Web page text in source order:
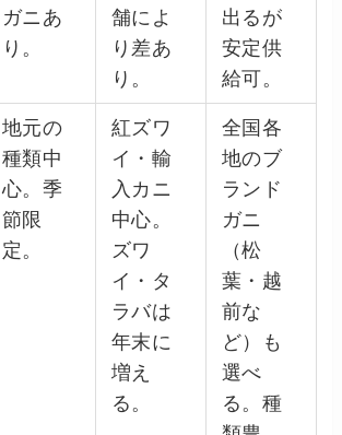
ガニあ
り。
舗によ
り差あ
り。
出るが
安定供
給可。
地元の
種類中
心。季
節限
定。
紅ズワ
イ・輸
入カニ
中心。
ズワ
イ・タ
ラバは
年末に
増え
る。
全国各
地のブ
ランド
ガニ
（松
葉・越
前な
ど）も
選べ
る。種